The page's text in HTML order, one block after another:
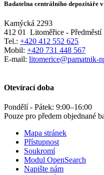
Badatelna centrálního depozitáře
Kamýcká 2293
412 01
Litoměřice - Předměstí
Tel.: +420 412 552 625
Mobil: +420 731 448 567
E-mail: litomerice@pamatnik-
Otevírací doba
Pondělí - Pátek: 9:00–16:00
Pouze pro předem objednané
Mapa stránek
Přístupnost
Soukromí
Modul OpenSearch
Napište nám